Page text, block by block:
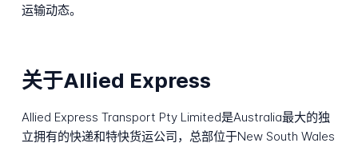
运输动态。
关于Allied Express
Allied Express Transport Pty Limited是Australia最大的独
立拥有的快递和特快货运公司，总部位于New South Wales